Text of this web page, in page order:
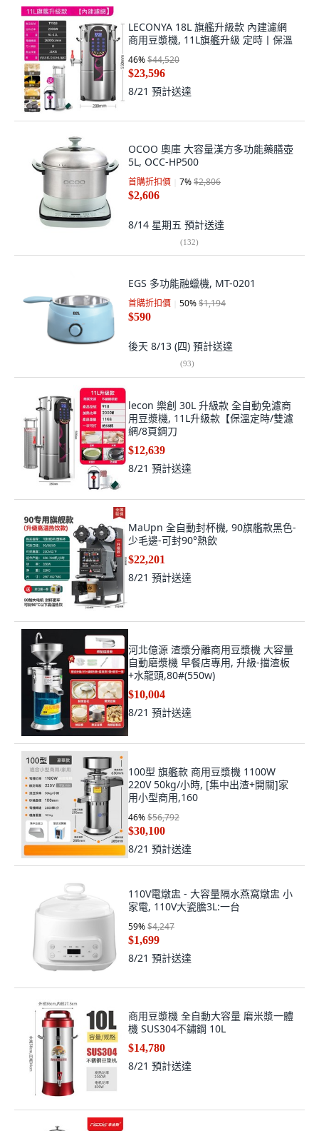
LECONYA 18L 旗艦升級款 內建濾網
商用豆漿機, 11L旗艦升級 定時丨保溫
46%$44,520
$23,596
8/21 預計送達
OCOO 奧庫 大容量漢方多功能藥膳壺
5L, OCC-HP500
首購折扣價 7%$2,806
$2,606
8/14 星期五 預計送達
(132)
EGS 多功能融蠟機, MT-0201
首購折扣價 50%$1,194
$590
後天 8/13 (四) 預計送達
(93)
lecon 樂創 30L 升級款 全自動免濾商
用豆漿機, 11L升級款【保溫定時/雙濾
網/8頁鋼刀
$12,639
8/21 預計送達
MaUpn 全自動封杯機, 90旗艦款黑色-
少毛邊-可封90°熱飲
$22,201
8/21 預計送達
河北億源 渣漿分離商用豆漿機 大容量
自動磨漿機 早餐店專用, 升級-擋渣板
+水龍頭,80#(550w)
$10,004
8/21 預計送達
100型 旗艦款 商用豆漿機 1100W
220V 50kg/小時, [集中出渣+開關]家
用小型商用,160
46%$56,792
$30,100
8/21 預計送達
110V電燉盅 - 大容量隔水燕窩燉盅 小
家電, 110V大瓷膽3L:一台
59%$4,247
$1,699
8/21 預計送達
商用豆漿機 全自動大容量 磨米漿一體
機 SUS304不鏽鋼 10L
$14,780
8/21 預計送達